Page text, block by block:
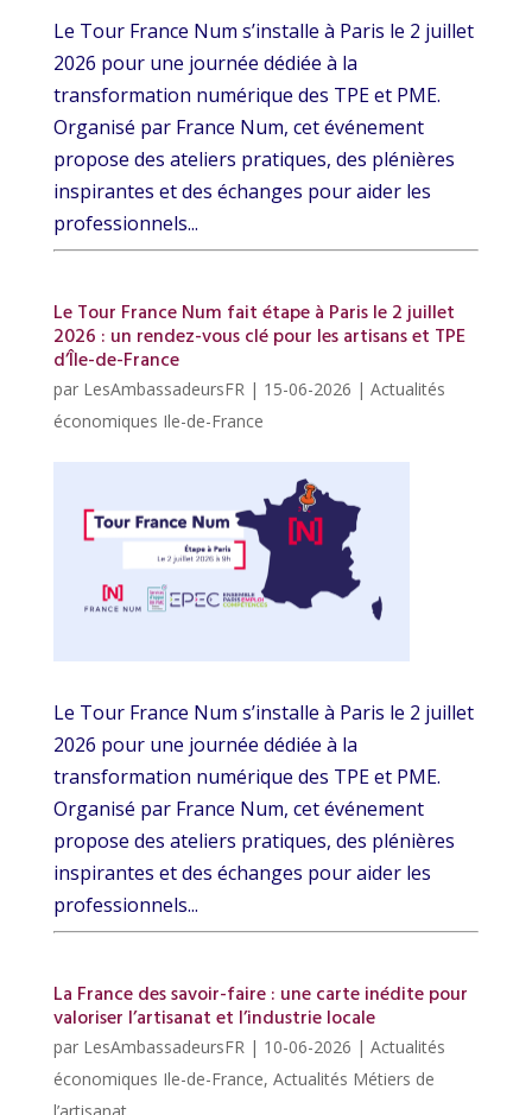
Le Tour France Num s’installe à Paris le 2 juillet
2026 pour une journée dédiée à la
transformation numérique des TPE et PME.
Organisé par France Num, cet événement
propose des ateliers pratiques, des plénières
inspirantes et des échanges pour aider les
professionnels...
Le Tour France Num fait étape à Paris le 2 juillet
2026 : un rendez-vous clé pour les artisans et TPE
d’Île-de-France
par LesAmbassadeursFR | 15-06-2026 | Actualités
économiques Ile-de-France
Le Tour France Num s’installe à Paris le 2 juillet
2026 pour une journée dédiée à la
transformation numérique des TPE et PME.
Organisé par France Num, cet événement
propose des ateliers pratiques, des plénières
inspirantes et des échanges pour aider les
professionnels...
La France des savoir-faire : une carte inédite pour
valoriser l’artisanat et l’industrie locale
par LesAmbassadeursFR| 10-06-2026 | Actualités
économiques Ile-de-France, Actualités Métiers de